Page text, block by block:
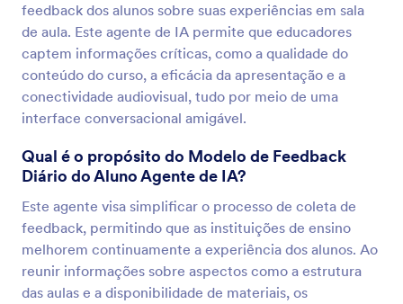
feedback dos alunos sobre suas experiências em sala
de aula. Este agente de IA permite que educadores
captem informações críticas, como a qualidade do
conteúdo do curso, a eficácia da apresentação e a
conectividade audiovisual, tudo por meio de uma
interface conversacional amigável.
Qual é o propósito do Modelo de Feedback
Diário do Aluno Agente de IA?
Este agente visa simplificar o processo de coleta de
feedback, permitindo que as instituições de ensino
melhorem continuamente a experiência dos alunos. Ao
reunir informações sobre aspectos como a estrutura
das aulas e a disponibilidade de materiais, os